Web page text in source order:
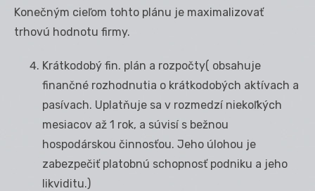
Konečným cieľom tohto plánu je maximalizovať
trhovú hodnotu firmy.
Krátkodobý fin. plán a rozpočty( obsahuje
finančné rozhodnutia o krátkodobých aktívach a
pasívach. Uplatňuje sa v rozmedzí niekoľkých
mesiacov až 1 rok, a súvisí s bežnou
hospodárskou činnosťou. Jeho úlohou je
zabezpečiť platobnú schopnosť podniku a jeho
likviditu.)